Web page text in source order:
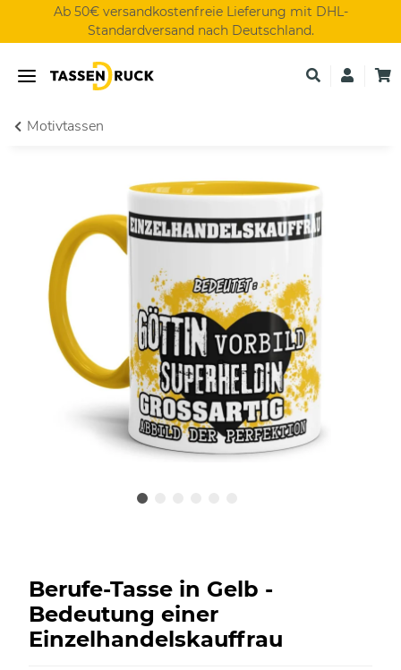
Ab 50€ versandkostenfreie Lieferung mit DHL-
Standardversand nach Deutschland.
Motivtassen
Berufe-Tasse in Gelb -
Bedeutung einer
Einzelhandelskauffrau